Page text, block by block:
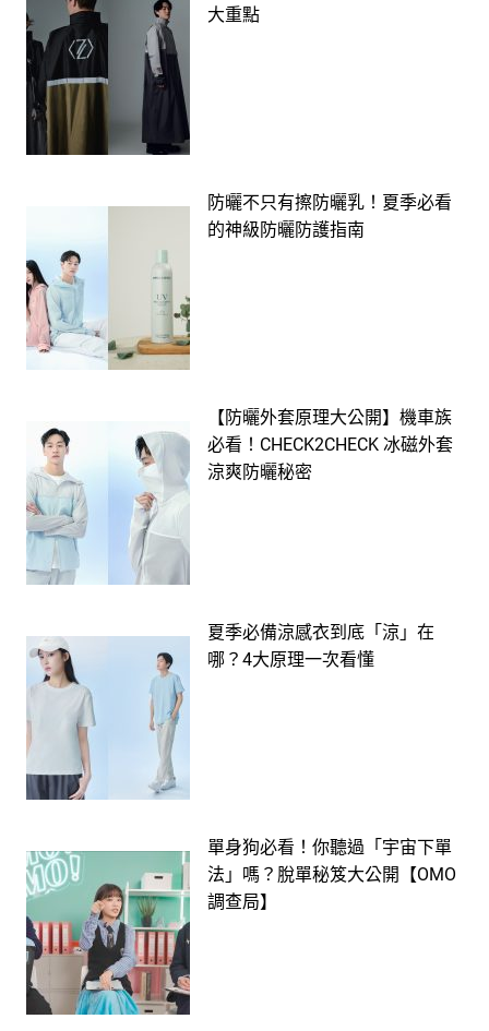
大重點
防曬不只有擦防曬乳！夏季必看
的神級防曬防護指南
【防曬外套原理大公開】機車族
必看！CHECK2CHECK 冰磁外套
涼爽防曬秘密
夏季必備涼感衣到底「涼」在
哪？4大原理一次看懂
單身狗必看！你聽過「宇宙下單
法」嗎？脫單秘笈大公開【OMO
調查局】